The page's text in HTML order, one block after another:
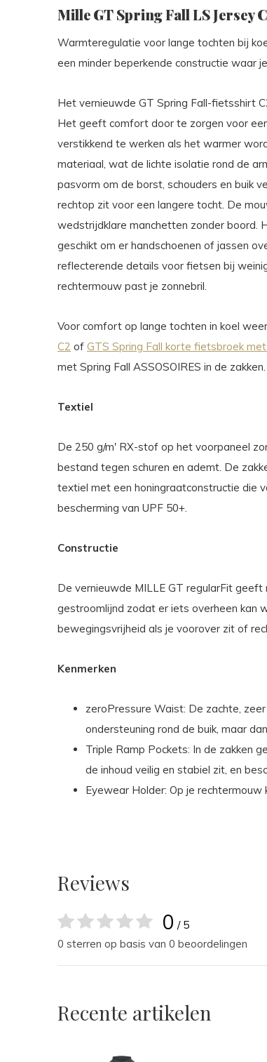
Mille GT Spring Fall LS Jersey
Warmteregulatie voor lange tochten bij
een minder beperkende constructie waar
Het vernieuwde GT Spring Fall-fietsshirt
Het geeft comfort door te zorgen voor
verstikkend te werken als het warmer
materiaal, wat de lichte isolatie rond de
pasvorm om de borst, schouders en buik
rechtop zit voor een langere tocht. De
wedstrijdklare manchetten zonder boord.
geschikt om er handschoenen of jassen
reflecterende details voor fietsen bij
rechtermouw past je zonnebril.
Voor comfort op lange tochten in koel
C2 of GTS Spring Fall korte fietsbroek
met Spring Fall ASSOSOIRES in de zakken.
Textiel
De 250 g/m' RX-stof op het voorpaneel
bestand tegen schuren en ademt. De
textiel met een honingraatconstructie die
bescherming van UPF 50+.
Constructie
De vernieuwde MILLE GT regularFit
gestroomlijnd zodat er iets overheen kan
bewegingsvrijheid als je voorover zit of
Kenmerken
zeroPressure Waist: De zachte,
ondersteuning rond de buik, maar
Triple Ramp Pockets: In de zakken
de inhoud veilig en stabiel zit, en
Eyewear Holder: Op je rechtermouw
Reviews
0 / 5
0 sterren op basis van 0 beoordelingen
Recente artikelen